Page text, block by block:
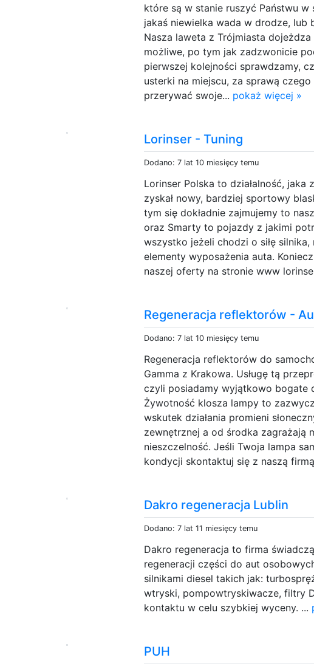
które są w stanie ruszyć Państwu w
jakaś niewielka wada w drodze, lub
Nasza laweta z Trójmiasta
możliwe, po tym jak zadzwonicie
pierwszej kolejności sprawdzamy,
usterki na miejscu, za sprawą
przerywać swoje... pokaż więcej »
Lorinser - Tuning
Dodano: 7 lat 10 miesięcy temu
Lorinser Polska to działalność, jaka
zyskał nowy, bardziej sportowy
tym się dokładnie zajmujemy to
oraz Smarty to pojazdy z jakimi
wszystko jeżeli chodzi o siłę
elementy wyposażenia auta.
naszej oferty na stronie www
Regeneracja reflektorów -
Dodano: 7 lat 10 miesięcy temu
Regeneracja reflektorów do
Gamma z Krakowa. Usługę tą
czyli posiadamy wyjątkowo bogate
Żywotność klosza lampy to
wskutek działania promieni
zewnętrznej a od środka zagrażają
nieszczelność. Jeśli Twoja lampa
kondycji skontaktuj się z naszą
Dakro regeneracja Lublin
Dodano: 7 lat 11 miesięcy temu
Dakro regeneracja to firma
regeneracji części do aut
silnikami diesel takich jak:
wtryski, pompowtryskiwacze, filtry
kontaktu w celu szybkiej wyceny. ...
PUH